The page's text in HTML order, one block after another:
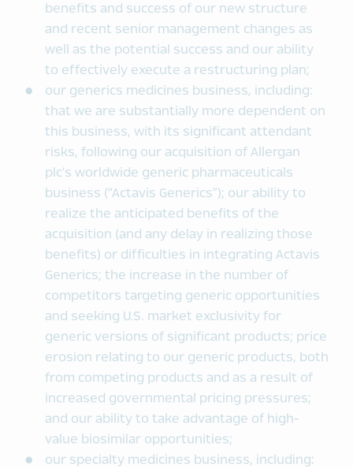
benefits and success of our new structure
and recent senior management changes as
well as the potential success and our ability
to effectively execute a restructuring plan;
our generics medicines business, including:
that we are substantially more dependent on
this business, with its significant attendant
risks, following our acquisition of Allergan
plc’s worldwide generic pharmaceuticals
business (“Actavis Generics”); our ability to
realize the anticipated benefits of the
acquisition (and any delay in realizing those
benefits) or difficulties in integrating Actavis
Generics; the increase in the number of
competitors targeting generic opportunities
and seeking U.S. market exclusivity for
generic versions of significant products; price
erosion relating to our generic products, both
from competing products and as a result of
increased governmental pricing pressures;
and our ability to take advantage of high-
value biosimilar opportunities;
our specialty medicines business, including: